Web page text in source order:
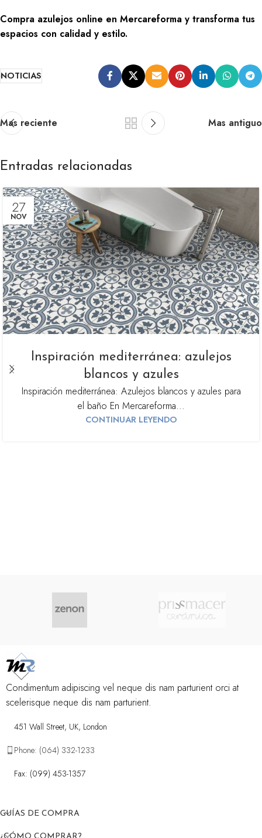
Compra azulejos online en Mercareforma y transforma tus
espacios con calidad y estilo.
NOTICIAS
Mas reciente Mas antiguo
Entradas relacionadas
27
NOV
Inspiración mediterránea: azulejos
blancos y azules
Inspiración mediterránea: Azulejos blancos y azules para
el baño En Mercareforma...
CONTINUAR LEYENDO
Condimentum adipiscing vel neque dis nam parturient orci at
scelerisque neque dis nam parturient.
451 Wall Street, UK, London
Phone: (064) 332-1233
Fax: (099) 453-1357
GUÍAS DE COMPRA